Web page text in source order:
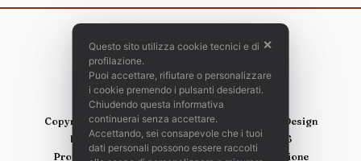
Copyright © 2010 - 2026 Architectural Photo & Design
by Stefano Costantino - P. Iva 02643620806
Professionista associato TAU Visual – Associazione
✕
Questo sito utilizza cookie tecnici e di
profilazione.
Puoi accettare, rifiutare o personalizzare
i cookie premendo i pulsanti desiderati.
Chiudendo questa informativa
continuerai senza accettare.
Accettando, sei consapevole che i tuoi
dati personali possono essere raccolti